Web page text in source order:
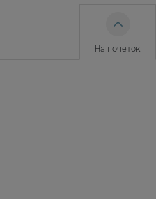
На почеток